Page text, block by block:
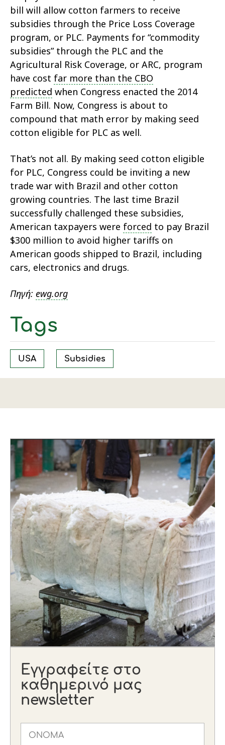
bill will allow cotton farmers to receive
subsidies through the Price Loss Coverage
program, or PLC. Payments for “commodity
subsidies” through the PLC and the
Agricultural Risk Coverage, or ARC, program
have cost far more than the CBO
predicted when Congress enacted the 2014
Farm Bill. Now, Congress is about to
compound that math error by making seed
cotton eligible for PLC as well.
That’s not all. By making seed cotton eligible
for PLC, Congress could be inviting a new
trade war with Brazil and other cotton
growing countries. The last time Brazil
successfully challenged these subsidies,
American taxpayers were forced to pay Brazil
$300 million to avoid higher tariffs on
American goods shipped to Brazil, including
cars, electronics and drugs.
Πηγή: ewg.org
Tags
USA Subsidies
Εγγραφείτε στο
καθημερινό μας
newsletter